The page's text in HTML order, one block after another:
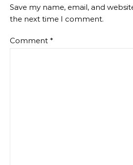
Save my name, email, and
the next time I comment.
Comment *